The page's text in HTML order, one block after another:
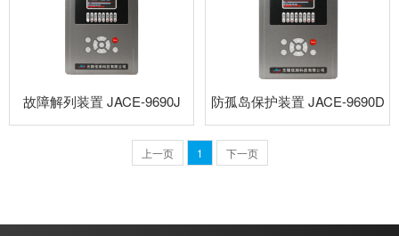
故障解列装置 JACE-9690J 防孤岛保护装置 JACE-9690D
上一页 1 下一页